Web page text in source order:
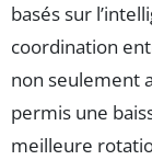
basés sur
coordination
non seulement
permis une
meilleure